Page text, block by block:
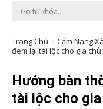
Trang Chủ Cẩm Nang
đem lại tài lộc cho gia chủ
Hướng bàn
tài lộc cho